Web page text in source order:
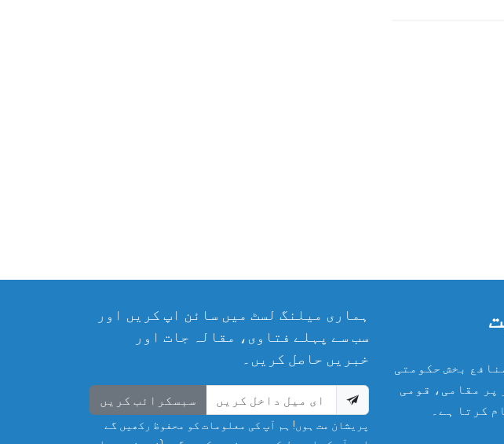
بخش حکومتی
پر مقامی، قومی
کرتا ہے۔
ہماری میلنگ لسٹ میں سائن اپ کریں اور
سب سے پہلے فتاوی، مقالہ جات اور
خبریں حاصل کریں۔
سبسکرائب کریں
پریشان مت ہوں! ہم آپ کی معلومات کو محفوظ رکھیں گے